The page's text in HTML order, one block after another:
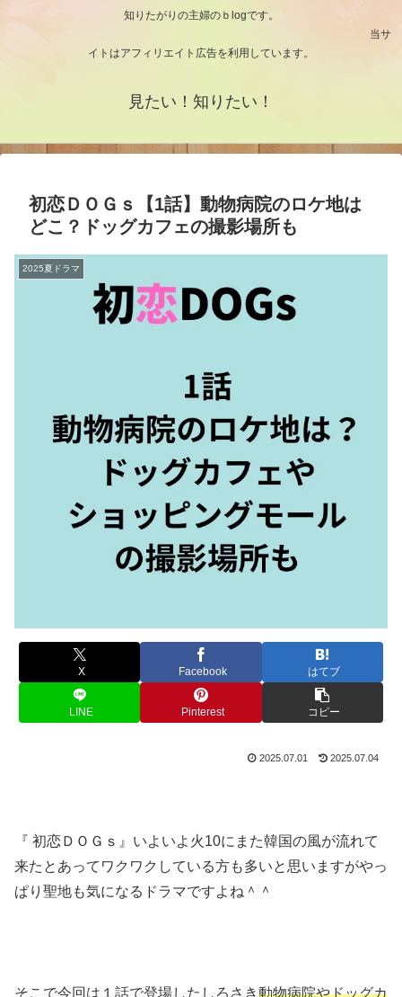
知りたがりの主婦のｂlogです。
当サ
イトはアフィリエイト広告を利用しています。
見たい！知りたい！
初恋ＤＯＧｓ【1話】動物病院のロケ地は
どこ？ドッグカフェの撮影場所も
2025夏ドラマ
X Facebook はてブ
LINE Pinterest コピー
2025.07.01 2025.07.04
『 初恋ＤＯＧｓ』いよいよ火10にまた韓国の風が流れて
来たとあってワクワクしている方も多いと思いますがやっ
ぱり聖地も気になるドラマですよね＾＾
そこで今回は１話で登場したしろさき動物病院やドッグカ